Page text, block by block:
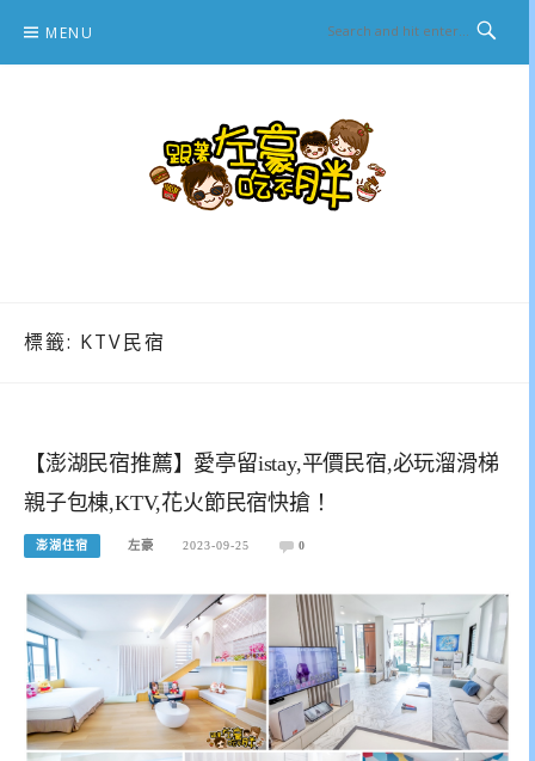
content
MENU
標籤: KTV民宿
【澎湖民宿推薦】愛亭留istay,平價民宿,必玩溜滑梯
親子包棟,KTV,花火節民宿快搶！
澎湖住宿 左豪 2023-09-25 0